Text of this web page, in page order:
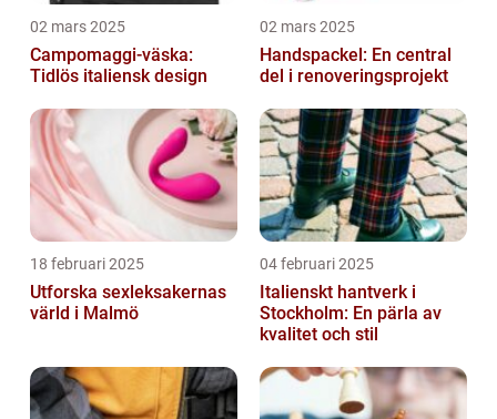
02 mars 2025
Campomaggi-väska:
Tidlös italiensk design
02 mars 2025
Handspackel: En central
del i renoveringsprojekt
18 februari 2025
Utforska sexleksakernas
värld i Malmö
04 februari 2025
Italienskt hantverk i
Stockholm: En pärla av
kvalitet och stil